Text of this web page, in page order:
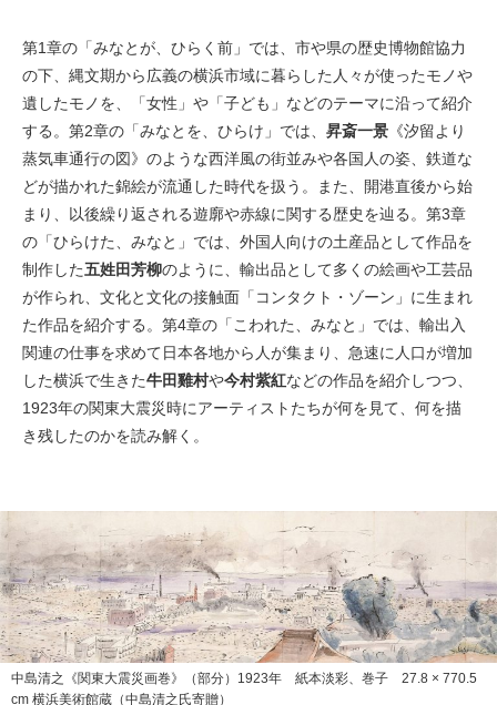
第1章の「みなとが、ひらく前」では、市や県の歴史博物館協力
の下、縄文期から広義の横浜市域に暮らした人々が使ったモノや
遺したモノを、「女性」や「子ども」などのテーマに沿って紹介
する。第2章の「みなとを、ひらけ」では、 昇斎一景 《汐留より
蒸気車通行の図》のような西洋風の街並みや各国人の姿、鉄道な
どが描かれた錦絵が流通した時代を扱う。また、開港直後から始
まり、以後繰り返される遊廓や赤線に関する歴史を辿る。第3章
の「ひらけた、みなと」では、外国人向けの土産品として作品を
制作した五姓田芳柳のように、輸出品として多くの絵画や工芸品
が作られ、文化と文化の接触面「コンタクト・ゾーン」に生まれ
た作品を紹介する。第4章の「こわれた、みなと」では、輸出入
関連の仕事を求めて日本各地から人が集まり、急速に人口が増加
した横浜で生きた牛田雞村や今村紫紅などの作品を紹介しつつ、
1923年の関東大震災時にアーティストたちが何を見て、何を描
き残したのかを読み解く。
中島清之《関東大震災画巻》（部分）1923年 紙本淡彩、巻子 27.8 × 770.5
cm 横浜美術館蔵（中島清之氏寄贈）